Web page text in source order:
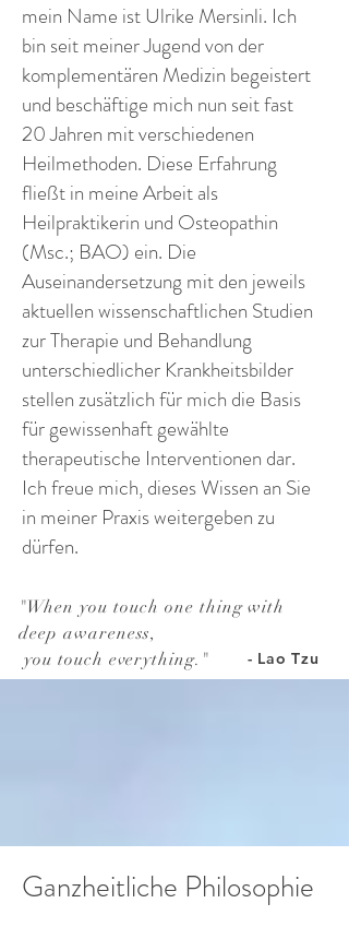
mein Name ist Ulrike Mersinli. Ich
bin seit meiner Jugend von der
komplementären Medizin begeistert
und beschäftige mich nun seit fast
20 Jahren mit verschiedenen
Heilmethoden. Diese Erfahrung
fließt in meine Arbeit als
Heilpraktikerin und Osteopathin
(Msc.; BAO) ein. Die
Auseinandersetzung mit den jeweils
aktuellen wissenschaftlichen Studien
zur Therapie und Behandlung
unterschiedlicher Krankheitsbilder
stellen zusätzlich für mich die Basis
für gewissenhaft gewählte
therapeutische Interventionen dar.
Ich freue mich, dieses Wissen an Sie
in meiner Praxis weitergeben zu
dürfen.
"When you touch one thing with
deep awareness,
you touch everything. " - Lao Tzu
Ganzheitliche Philosophie